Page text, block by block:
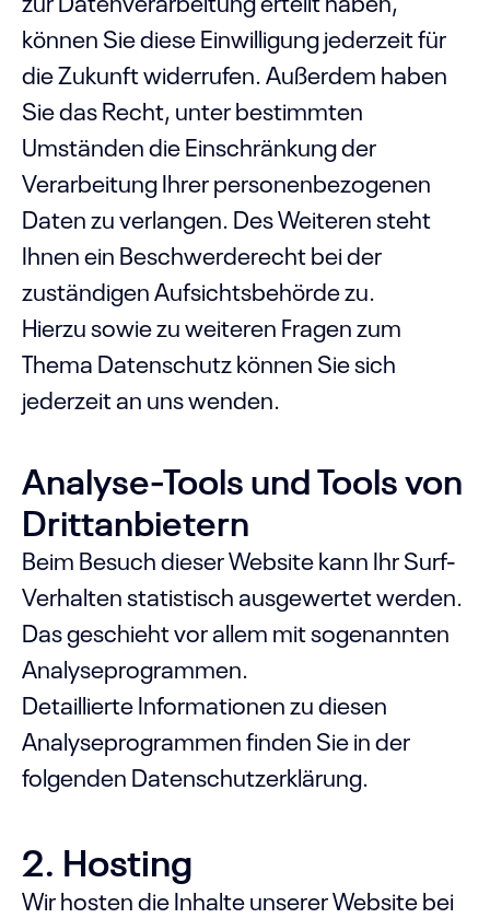
können Sie diese Einwilligung jederzeit für
die Zukunft widerrufen. Außerdem haben
Sie das Recht, unter bestimmten
Umständen die Einschränkung der
Verarbeitung Ihrer personenbezogenen
Daten zu verlangen. Des Weiteren steht
Ihnen ein Beschwerderecht bei der
zuständigen Aufsichtsbehörde zu.
Hierzu sowie zu weiteren Fragen zum
Thema Datenschutz können Sie sich
jederzeit an uns wenden.
Analyse-Tools und Tools von
Dritt­anbietern
Beim Besuch dieser Website kann Ihr Surf-
Verhalten statistisch ausgewertet werden.
Das geschieht vor allem mit sogenannten
Analyseprogrammen.
Detaillierte Informationen zu diesen
Analyseprogrammen finden Sie in der
folgenden Datenschutzerklärung.
2. Hosting
Wir hosten die Inhalte unserer Website bei